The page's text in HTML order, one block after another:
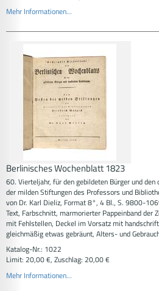
Mehr Informationen...
Berlinisches Wochenblatt 1823
60. Vierteljahr, für den gebildeten Bürger und den
der milden Stiftungen des Professors und
von Dr. Karl Dieliz, Format 8°, 4 Bl., S. 9800-
Text, Farbschnitt, marmorierter Pappeinband der
mit Fehlstellen, Deckel im Vorsatz mit
gleichmäßig etwas gebräunt, Alters- und
Katalog-Nr.: 1022
Limit: 20,00 €, Zuschlag: 20,00 €
Mehr Informationen...